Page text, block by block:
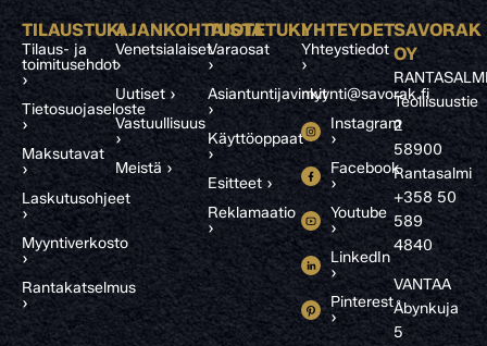
TILAUSTUKI
Tilaus- ja
toimitusehdot
›
Tietosuojaseloste
›
Maksutavat
›
Laskutusohjeet
›
Myyntiverkosto
›
Rantakatselmus
›
AJANKOHTAISTA
Venetsialaiset
›
Uutiset ›
Vastuullisuus
›
Meistä ›
TUOTETUKI
Varaosat
›
Asiantuntijavinkit
›
Käyttöoppaat
›
Esitteet ›
Reklamaatio
›
YHTEYDET
Yhteystiedot
›
myynti@savorak.fi
Instagram
›
Facebook
›
Youtube
›
LinkedIn
›
Pinterest
›
SAVORAK
OY
Teollisuustie
2
58900
Rantasalmi
+358 50
589
4840
VANTAA
Åbynkuja
5